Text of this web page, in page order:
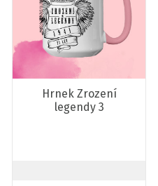
Hrnek Zrození
legendy 3